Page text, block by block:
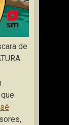
de